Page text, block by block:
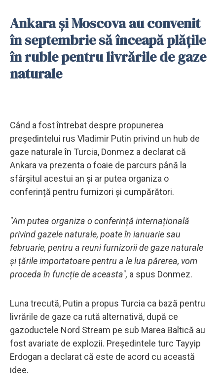
Ankara și Moscova au convenit
în septembrie să înceapă plățile
în ruble pentru livrările de gaze
naturale
Când a fost întrebat despre propunerea
președintelui rus Vladimir Putin privind un hub de
gaze naturale în Turcia, Donmez a declarat că
Ankara va prezenta o foaie de parcurs până la
sfârșitul acestui an și ar putea organiza o
conferință pentru furnizori și cumpărători.
"Am putea organiza o conferință internațională
privind gazele naturale, poate în ianuarie sau
februarie, pentru a reuni furnizorii de gaze naturale
și țările importatoare pentru a le lua părerea, vom
proceda în funcție de aceasta", a spus Donmez.
Luna trecută, Putin a propus Turcia ca bază pentru
livrările de gaze ca rută alternativă, după ce
gazoductele Nord Stream pe sub Marea Baltică au
fost avariate de explozii. Președintele turc Tayyip
Erdogan a declarat că este de acord cu această
idee.